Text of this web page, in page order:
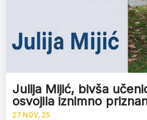
Julija Mijić, bivša
osvojila iznimno
27 NOV, 25